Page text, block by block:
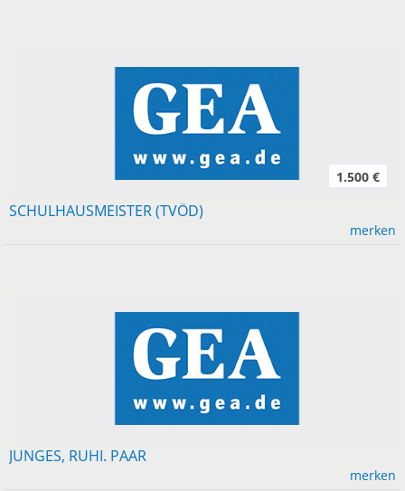
SCHULHAUSMEISTER (TVÖD)
1.500 €
merken
JUNGES, RUHI. PAAR
merken